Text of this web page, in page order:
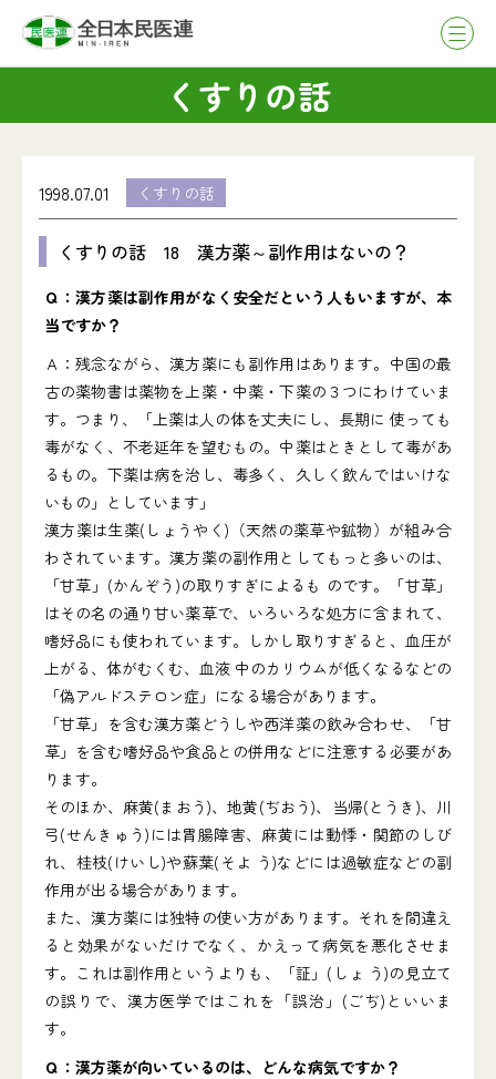
くすりの話
1998.07.01 くすりの話
くすりの話 18 漢方薬～副作用はないの？
Ｑ：漢方薬は副作用がなく安全だという人もいますが、本
当ですか？
Ａ：残念ながら、漢方薬にも副作用はあります。中国の最
古の薬物書は薬物を上薬・中薬・下薬の３つにわけていま
す。つまり、「上薬は人の体を丈夫にし、長期に 使っても
毒がなく、不老延年を望むもの。中薬はときとして毒があ
るもの。下薬は病を治し、毒多く、久しく飲んではいけな
いもの」としています」
漢方薬は生薬(しょうやく)（天然の薬草や鉱物）が組み合
わされています。漢方薬の副作用としてもっと多いのは、
「甘草」(かんぞう)の取りすぎによるも のです。「甘草」
はその名の通り甘い薬草で、いろいろな処方に含まれて、
嗜好品にも使われています。しかし取りすぎると、血圧が
上がる、体がむくむ、血液 中のカリウムが低くなるなどの
「偽アルドステロン症」になる場合があります。
「甘草」を含む漢方薬どうしや西洋薬の飲み合わせ、「甘
草」を含む嗜好品や食品との併用などに注意する必要があ
ります。
そのほか、麻黄(まおう)、地黄(ぢおう)、当帰(とうき)、川
弓(せんきゅう)には胃腸障害、麻黄には動悸・関節のしび
れ、桂枝(けいし)や蘇葉(そよ う)などには過敏症などの副
作用が出る場合があります。
また、漢方薬には独特の使い方があります。それを間違え
ると効果がないだけでなく、かえって病気を悪化させま
す。これは副作用というよりも、「証」(しょ う)の見立て
の誤りで、漢方医学ではこれを「誤治」(ごぢ)といいま
す。
Ｑ：漢方薬が向いているのは、どんな病気ですか？